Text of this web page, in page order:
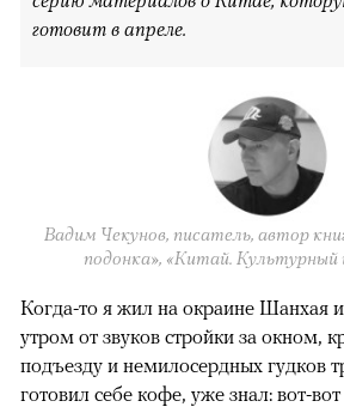
готовит в апреле.
Вадим Чекунов, писатель, автор
подонка», «Китай. Культурный
Когда-то я жил на окраине Шанхая
утром от звуков стройки за окном,
подъезду и немилосердных гудков
готовил себе кофе, уже знал: вот-